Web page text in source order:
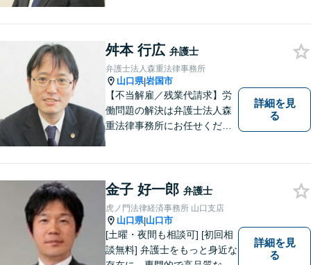
舛本 行広 弁護士
弁護士法人森重法律事務所
山口県|岩国市
【不当解雇／残業代請求】労
働問題の解決は弁護士法人森
重法律事務所にお任せくださ
詳細を見
る
金子 好一郎 弁護士
虎ノ門法律経済事務所 山口支店
山口県|山口市
[土曜・夜間も相談可] [初回相
談無料] 弁護士をもっと身近な
詳細を見
る